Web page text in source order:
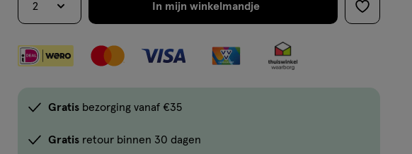
2 In mijn winkelmandje
verhoog
met
Gratisbezorging vanaf €35
Gratisretour binnen 30 dagen